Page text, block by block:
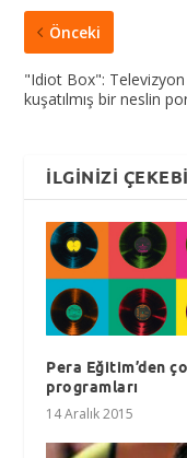
Önceki
"Idiot Box": Televizyon
kuşatılmış bir neslin
İLGINIZI
Pera Eğitim’den
programları
14 Aralık 2015